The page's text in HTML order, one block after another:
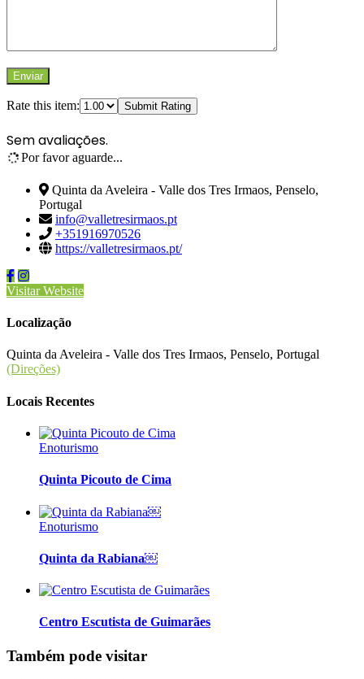
Rate this item: Submit Rating
Sem avaliações.
Por favor aguarde...
Quinta da Aveleira - Valle dos Tres Irmaos, Penselo,
Portugal
info@valletresirmaos.pt
+351916970526
https://valletresirmaos.pt/
Visitar Website
Localização
Quinta da Aveleira - Valle dos Tres Irmaos, Penselo, Portugal
(Direções)
Locais Recentes
Enoturismo
Quinta Picouto de Cima
Enoturismo
Quinta da Rabiana￼
Centro Escutista de Guimarães
Também pode visitar